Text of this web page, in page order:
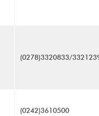
(0278)3320833/
(0242)3610500